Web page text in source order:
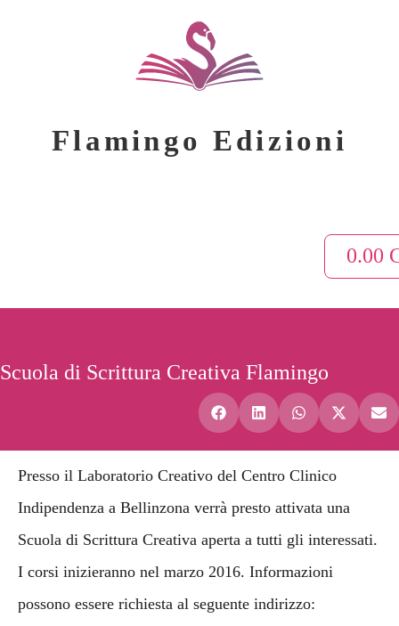
Flamingo Edizioni
0.00
Scuola di Scrittura Creativa Flamingo
Presso il Laboratorio Creativo del Centro Clinico
Indipendenza a Bellinzona verrà presto attivata una
Scuola di Scrittura Creativa aperta a tutti gli interessati.
I corsi inizieranno nel marzo 2016. Informazioni
possono essere richiesta al seguente indirizzo: